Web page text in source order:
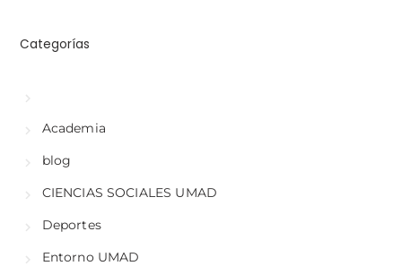
Categorías
Academia
blog
CIENCIAS SOCIALES UMAD
Deportes
Entorno UMAD